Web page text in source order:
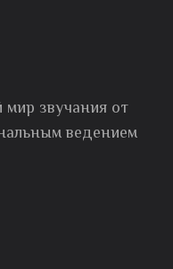
мир звучания от
ведением